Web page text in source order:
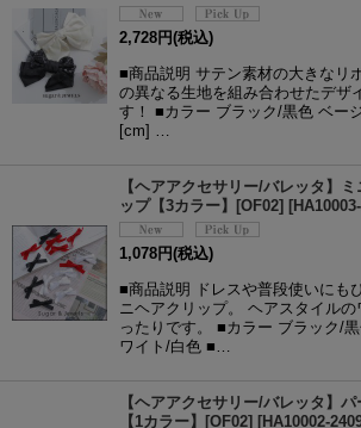
2,728円(税込)
■商品説明 サテン素材の大きなリ
の異なる生地を組み合わせたデザ
す！ ■カラー ブラック/黒色 ベー
[cm] …
【ヘアアクセサリー/バレッタ】
ップ【3カラー】[OF02] [
1,078 円(税込)
■商品説明 ドレスや普段使いにも
ニヘアクリップ。 ヘアスタイル
ったりです。 ■カラー ブラック/
ワイト/白色 ■…
【ヘアアクセサリー/バレッタ】
【1カラー】[OF02] [HA10002-